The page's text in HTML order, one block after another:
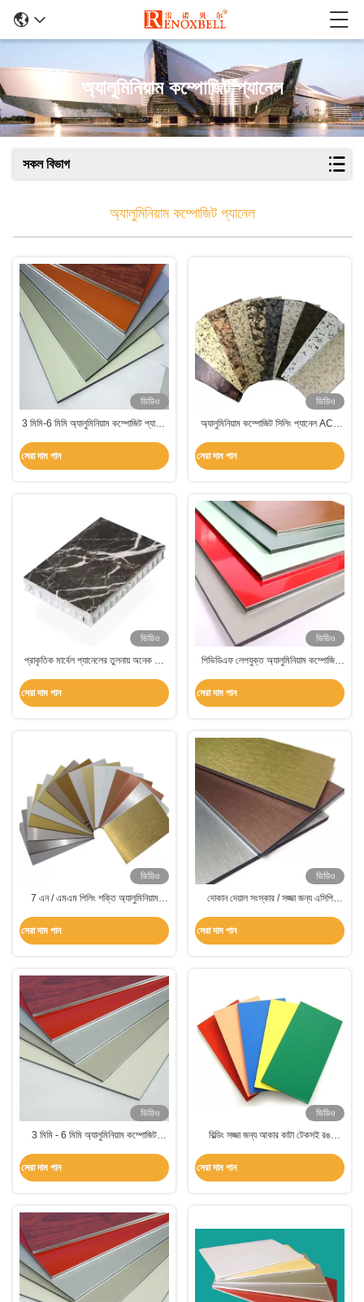
অ্যালুমিনিয়াম কম্পোজিট প্যানেল
সকল বিভাগ
অ্যালুমিনিয়াম কম্পোজিট প্যানেল
ভিডিও
3 মিমি-6 মিমি অ্যালুমিনিয়াম কম্পোজিট প্যানেল
সেরা দাম পান
ভিডিও
অ্যালুমিনিয়াম কম্পোজিট সিলিং প্যানেল ACP
সেরা দাম পান
ভিডিও
প্রাকৃতিক মার্বেল প্যানেলের তুলনায় অনেক কম
অ্যালুমিনিয়াম মধুচক্র প্যানেল
সেরা দাম পান
ভিডিও
পিভিডিএফ লেপযুক্ত অ্যালুমিনিয়াম কম্পোজিট
সেরা দাম পান
ভিডিও
7 এন / এমএম পিলিং শক্তি অ্যালুমিনিয়াম
সেরা দাম পান
ভিডিও
দোকান দেয়াল সংস্কার / সজ্জা জন্য এসিপি
সেরা দাম পান
ভিডিও
3 মিমি - 6 মিমি অ্যালুমিনিয়াম কম্পোজিট
সেরা দাম পান
ভিডিও
বিল্ডিং সজ্জা জন্য আকার কাটা টেকসই রঙ
সেরা দাম পান